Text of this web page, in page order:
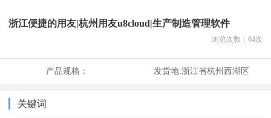
浙江便捷的用友|杭州用友u8cloud|生产制造管理软件
浏览次数： 64次
产品规格： 发货地:浙江省杭州西湖区
关键词